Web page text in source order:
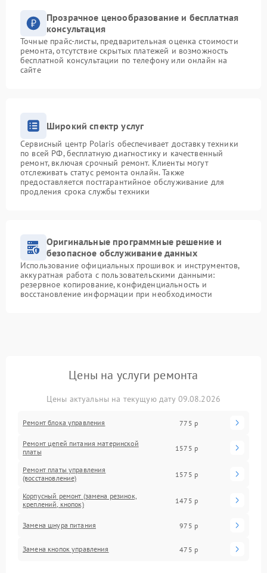
Прозрачное ценообразование и бесплатная
консультация
Точные прайс-листы, предварительная оценка стоимости
ремонта, отсутствие скрытых платежей и возможность
бесплатной консультации по телефону или онлайн на
сайте
Широкий спектр услуг
Сервисный центр Polaris обеспечивает доставку техники
по всей РФ, бесплатную диагностику и качественный
ремонт, включая срочный ремонт. Клиенты могут
отслеживать статус ремонта онлайн. Также
предоставляется постгарантийное обслуживание для
продления срока службы техники
Оригинальные программные решение и
безопасное обслуживание данных
Использование официальных прошивок и инструментов,
аккуратная работа с пользовательскими данными:
резервное копирование, конфиденциальность и
восстановление информации при необходимости
Цены на услуги ремонта
Цены актуальны на текущую дату 09.08.2026
Ремонт блока управления 775 р
Ремонт цепей питания материнской
платы
1575 р
Ремонт платы управления
(восстановление)
1575 р
Корпусный ремонт (замена резинок,
креплений, кнопок)
1475 р
Замена шнура питания 975 р
Замена кнопок управления 475 р